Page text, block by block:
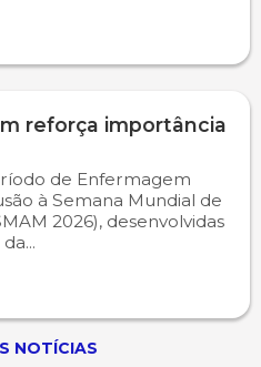
reforça importância
de Enfermagem
à Semana Mundial de
2026), desenvolvidas
NOTÍCIAS